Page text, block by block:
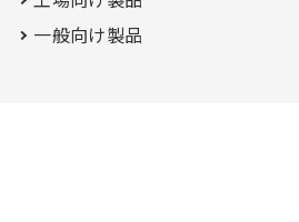
一般向け製品